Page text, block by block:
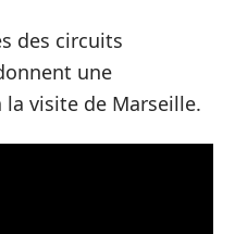
des circuits
une
visite de Marseille.